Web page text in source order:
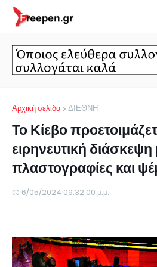
Αρχική σελίδα ΔΙΕΘΝΗ
Το Κίεβο
ειρηνευτική διάσκεψη
πλαστογραφίες και
6/05/2024 09:32:00 μ.μ.